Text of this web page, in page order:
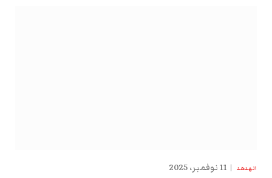
الهدهد 11 نوفمبر، 2025